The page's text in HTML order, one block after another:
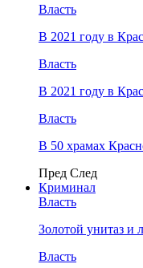
Власть
В 2021 году в
Власть
В 2021 году в
Власть
В 50 храмах
Пред След
Криминал
Власть
​Золотой унитаз и
Власть